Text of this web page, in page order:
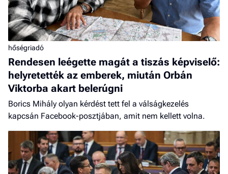
hőségriadó
Rendesen leégette magát a tiszás képviselő:
helyretették az emberek, miután Orbán
Viktorba akart belerúgni
Borics Mihály olyan kérdést tett fel a válságkezelés
kapcsán Facebook-posztjában, amit nem kellett volna.